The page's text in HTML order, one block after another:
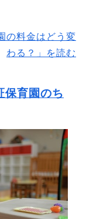
の料金はどう変
わる？」を読む
保育園のち